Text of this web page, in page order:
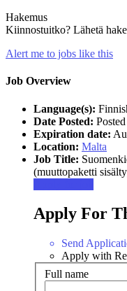
Hakemus
Kiinnostuitko? Lähetä
Alert me to jobs like this
Job Overview
Language(s):
Date Posted:
Expiration date:
Location: Malta
Job Title:
(muuttopaketti
Apply For
Send
Apply with
Full name